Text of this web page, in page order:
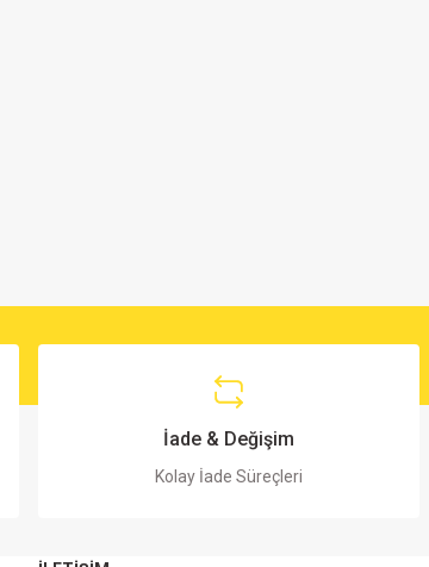
İade & Değişim
Kolay İade Süreçleri